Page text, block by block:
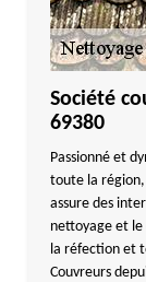
Société
69380
Passionné et
toute la région,
assure des
nettoyage et
la réfection et
Couvreurs